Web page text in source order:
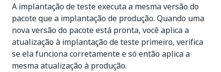
A implantação de teste executa a mesma versão do
pacote que a implantação de produção. Quando uma
nova versão do pacote está pronta, você aplica a
atualização à implantação de teste primeiro, verifica
se ela funciona corretamente e só então aplica a
mesma atualização à produção.